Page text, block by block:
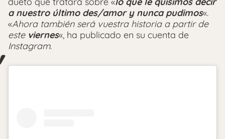
a nuestro último des/amor y nunca pudimos«.
«Ahora también será vuestra historia a partir de
esteviernes«, ha publicado en su cuenta de
Instagram.